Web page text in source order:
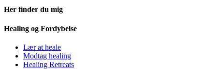
Her finder du mig
Healing og Fordybelse
Lær at heale
Modtag healing
Healing Retreats